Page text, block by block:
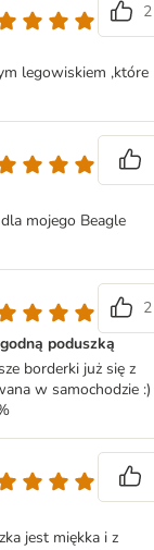
2
legowiskiem ,które
mojego Beagle
2
poduszką
borderki już się z
w samochodzie :)
jest miękka i z